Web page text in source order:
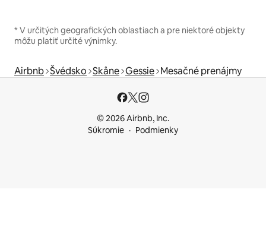
* V určitých geografických oblastiach a pre niektoré objekty
môžu platiť určité výnimky.
Airbnb Švédsko Skåne Gessie Mesačné prenájmy
© 2026 Airbnb, Inc.
Súkromie
Podmienky